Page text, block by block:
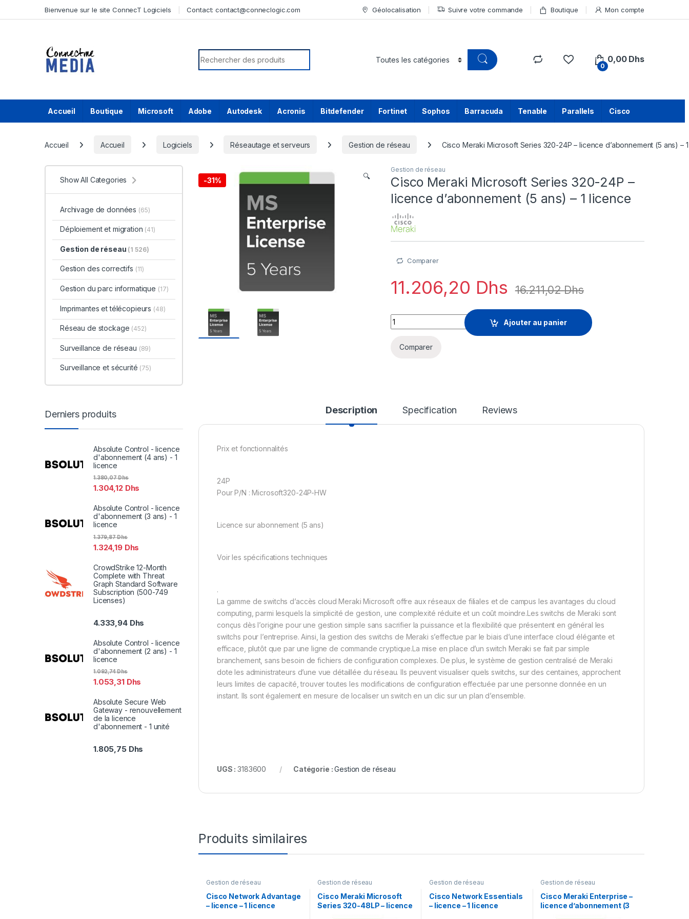
Bienvenue sur le site ConnecT Logiciels Contact:contact@conneclogic.com Géolocalisation Suivre votre commande Boutique Mon compte
Search for:
0
0,00 Dhs
Accueil Boutique Microsoft Adobe Autodesk Acronis Bitdefender Fortinet Sophos Barracuda Tenable Parallels Cisco
Accueil Accueil Logiciels Réseautage et serveurs Gestion de réseau Cisco Meraki Microsoft Series 320-24P – licence d’abonnement (5 ans) –
-31% 🔍
Gestion de réseau
Cisco Meraki Microsoft Series 320-24P –
licence d’abonnement (5 ans) – 1 licence
Comparer
11.206,20 Dhs 16.211,02Dhs
Cisco Meraki Microsoft Series 320-24P - licence d'abonnement (5 ans) - 1 licence
Ajouter au panier
Comparer
Description Specification Reviews
Prix et fonctionnalités
24P
Pour P/N : Microsoft320-24P-HW
Licence sur abonnement (5 ans)
Voir les spécifications techniques
.
La gamme de switchs d’accès cloud Meraki Microsoft offre aux réseaux de filiales et de campus les avantages du cloud
computing, parmi lesquels la simplicité de gestion, une complexité réduite et un coût moindre.Les switchs de Meraki sont
conçus dès l’origine pour une gestion simple sans sacrifier la puissance et la flexibilité que présentent en général les
switchs pour l’entreprise. Ainsi, la gestion des switchs de Meraki s’effectue par le biais d’une interface cloud élégante et
efficace, plutôt que par une ligne de commande cryptique.La mise en place d’un switch Meraki se fait par simple
branchement, sans besoin de fichiers de configuration complexes. De plus, le système de gestion centralisé de Meraki
dote les administrateurs d’une vue détaillée du réseau. Ils peuvent visualiser quels switchs, sur des centaines, approchent
leurs limites de capacité, trouver toutes les modifications de configuration effectuée par une personne donnée en un
instant. Ils sont également en mesure de localiser un switch en un clic sur un plan d’ensemble.
UGS :3183600 Catégorie :Gestion de réseau
Produits similaires
Gestion de réseau
Cisco Network Advantage
– licence – 1 licence
Gestion de réseau
Cisco Meraki Microsoft
Series 320-48LP – licence
Gestion de réseau
Cisco Network Essentials
– licence – 1 licence
Gestion de réseau
Cisco Meraki Enterprise –
licence d’abonnement (3
Show All Categories
Archivage de données (65)
Déploiement et migration (41)
Gestion de réseau (1 526)
Gestion des correctifs (11)
Gestion du parc informatique (17)
Imprimantes et télécopieurs (48)
Réseau de stockage (452)
Surveillance de réseau (89)
Surveillance et sécurité (75)
Derniers produits
Absolute Control - licence
d'abonnement (4 ans) - 1
licence
1.304,12 Dhs
1.380,07Dhs
Absolute Control - licence
d'abonnement (3 ans) - 1
licence
1.324,19 Dhs
1.379,87Dhs
CrowdStrike 12-Month
Complete with Threat
Graph Standard Software
Subscription (500-749
Licenses)
4.333,94 Dhs
Absolute Control - licence
d'abonnement (2 ans) - 1
licence
1.053,31 Dhs
1.092,74Dhs
Absolute Secure Web
Gateway - renouvellement
de la licence
d'abonnement - 1 unité
1.805,75 Dhs